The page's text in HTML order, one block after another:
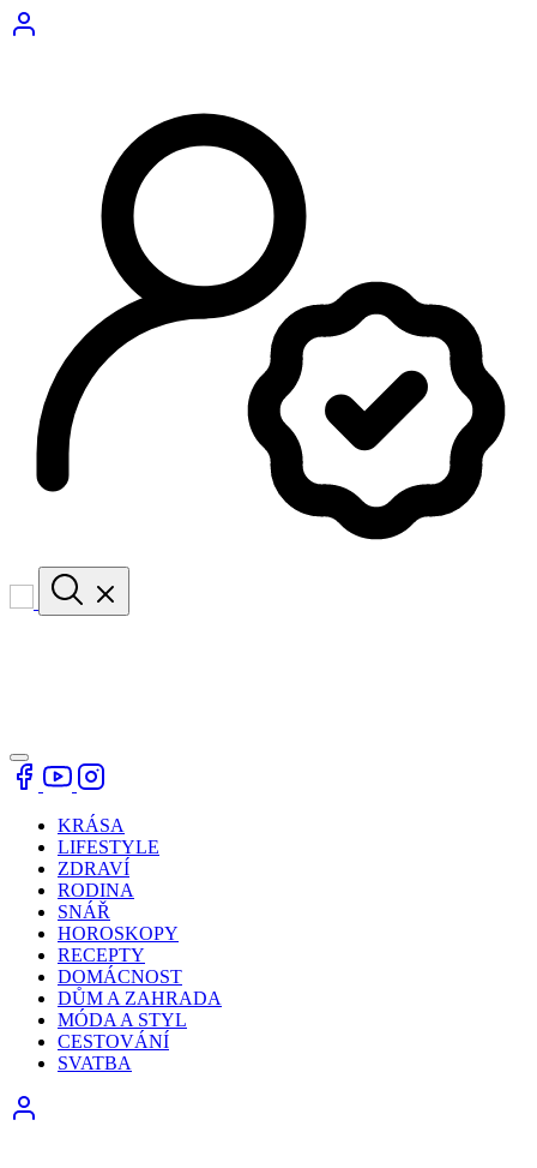
KRÁSA
LIFESTYLE
ZDRAVÍ
RODINA
SNÁŘ
HOROSKOPY
RECEPTY
DOMÁCNOST
DŮM A ZAHRADA
MÓDA A STYL
CESTOVÁNÍ
SVATBA